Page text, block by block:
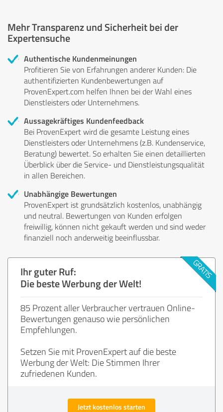
Mehr Transparenz und Sicherheit bei der
Expertensuche
Authentische Kundenmeinungen
Profitieren Sie von Erfahrungen anderer Kunden: Die
authentifizierten Kundenbewertungen auf
ProvenExpert.com helfen Ihnen bei der Wahl eines
Dienstleisters oder Unternehmens.
Aussagekräftiges Kundenfeedback
Bei ProvenExpert wird die gesamte Leistung eines
Dienstleisters oder Unternehmens (z.B. Kundenservice,
Beratung) bewertet. So erhalten Sie einen detaillierten
Überblick über die Service- und Dienstleistungsqualität
in allen Bereichen.
Unabhängige Bewertungen
ProvenExpert ist grundsätzlich kostenlos, unabhängig
und neutral. Bewertungen von Kunden erfolgen
freiwillig, können nicht gekauft werden und sind weder
finanziell noch anderweitig beeinflussbar.
Ihr guter Ruf:
Die beste Werbung der Welt!
85 Prozent aller Verbraucher vertrauen Online-
Bewertungen genauso wie persönlichen
Empfehlungen.
Setzen Sie mit ProvenExpert auf die beste
Werbung der Welt: Die Stimmen Ihrer
zufriedenen Kunden.
Jetzt kostenlos starten